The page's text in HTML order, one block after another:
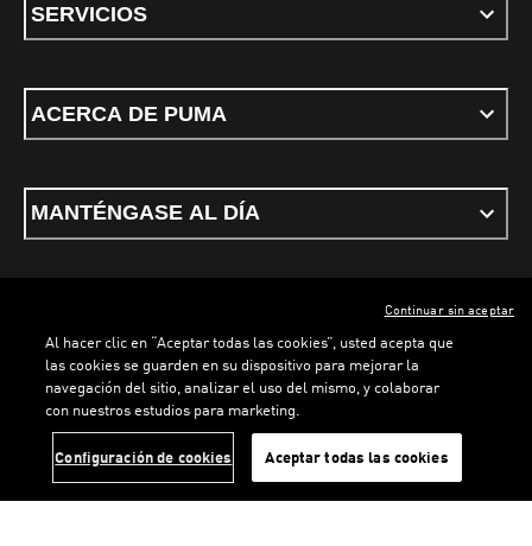
LOADING...
SERVICIOS
ACERCA DE PUMA
MANTÉNGASE AL DÍA
Términos y condicionesPolítica de Privacidad
ESPAÑOL
PUMA, 2026. Todos los derechos reservados
Al hacer clic en “Aceptar todas las cookies”, usted acepta que
las cookies se guarden en su dispositivo para mejorar la
navegación del sitio, analizar el uso del mismo, y colaborar
con nuestros estudios para marketing.
Configuración de cookies Aceptar todas las cookies
Continuar sin aceptar